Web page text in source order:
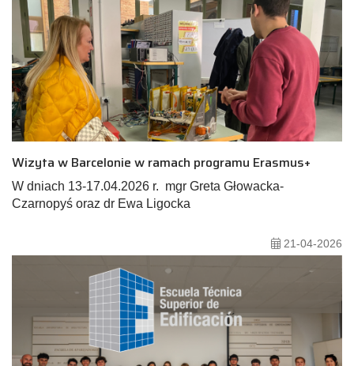
Wizyta w Barcelonie w ramach programu Erasmus+
W dniach 13-17.04.2026 r. mgr Greta Głowacka-
Czarnopyś oraz dr Ewa Ligocka
21-04-2026